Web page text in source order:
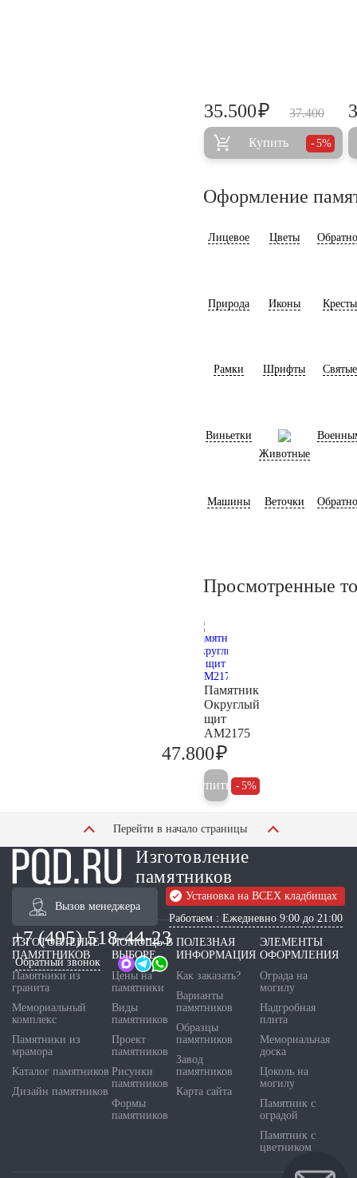
37.400
35.500₽
Купить 5%
Оформление
Лицевое Цветы
Природа Иконы Кресты
Рамки Шрифты Святые
Виньетки
Животные
Машины Веточки
Просмотренные
Памятник
Округлый
щит
AM2175
47.800₽
Купить 5%
Перейти в начало страницы
Изготовление
памятников
Вызов менеджера
Установка на ВСЕХ кладбищах
Работаем : Ежедневно 9:00 до 21:00
+7 (495) 518-44-23
Обратный звонок
ИЗГОТОВЛЕНИЕ
ПАМЯТНИКОВ
Памятники из
гранита
Мемориальный
комплекс
Памятники из
мрамора
Каталог памятников
Дизайн памятников
ПОМОЩЬ В
ВЫБОРЕ
Цены на
памятники
Виды
памятников
Проект
памятников
Рисунки
памятников
Формы
памятников
ПОЛЕЗНАЯ
ИНФОРМАЦИЯ
Как заказать?
Варианты
памятников
Образцы
памятников
Завод
памятников
Карта сайта
ЭЛЕМЕНТЫ
ОФОРМЛЕНИЯ
Ограда на
могилу
Надгробная
плита
Мемориальная
доска
Цоколь на
могилу
Памятник с
оградой
Памятник с
цветником